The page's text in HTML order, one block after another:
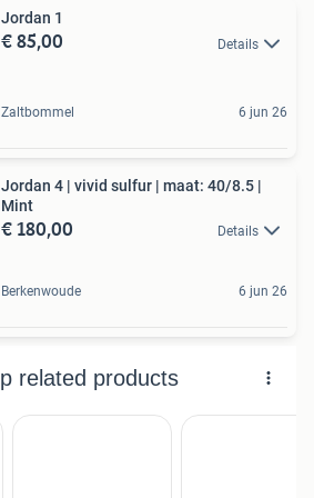
Jordan 1
€ 85,00 Details
Zaltbommel 6 jun 26
Jordan 4 | vivid sulfur | maat: 40/8.5 |
Mint
€ 180,00 Details
Berkenwoude 6 jun 26